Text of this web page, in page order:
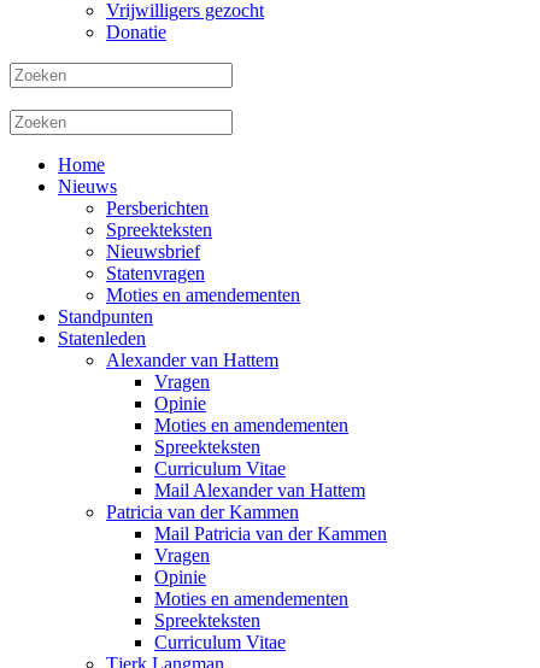
Vrijwilligers gezocht
Donatie
Home
Nieuws
Persberichten
Spreekteksten
Nieuwsbrief
Statenvragen
Moties en amendementen
Standpunten
Statenleden
Alexander van Hattem
Vragen
Opinie
Moties en amendementen
Spreekteksten
Curriculum Vitae
Mail Alexander van Hattem
Patricia van der Kammen
Mail Patricia van der Kammen
Vragen
Opinie
Moties en amendementen
Spreekteksten
Curriculum Vitae
Tjerk Langman